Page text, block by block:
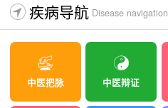
疾病导航 Disease navigation
中医把脉 中医辩证